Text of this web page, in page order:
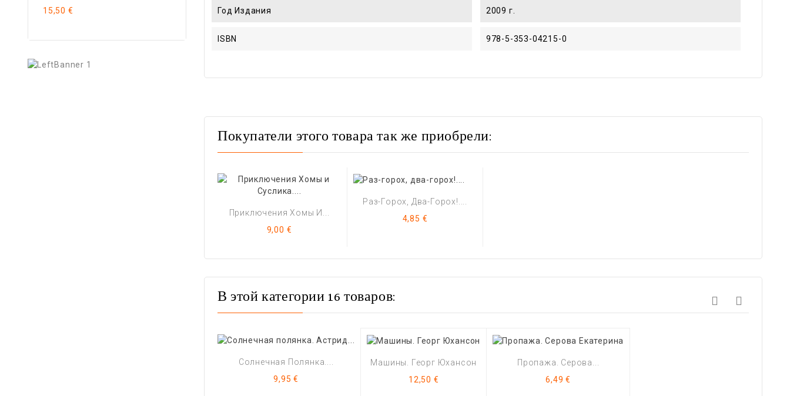
15,50 €
Год Издания 2009 г.
ISBN 978-5-353-04215-0
Покупатели этого товара так же приобрели:
Приключения Хомы И...
Цена
9,00 €
Раз-Горох, Два-Горох!....
Цена
4,85 €
В этой категории 16 товаров:
Солнечная Полянка....
Цена
9,95 €
Машины. Георг Юхансон
Цена
12,50 €
Пропажа. Серова...
Цена
6,49 €